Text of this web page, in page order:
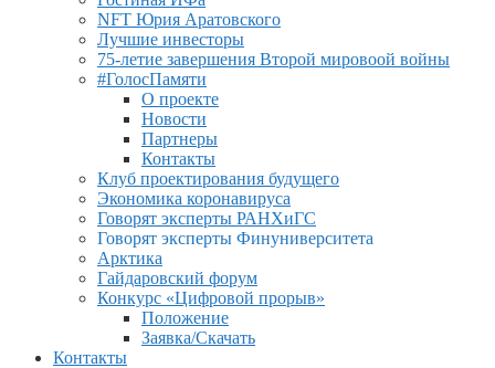
NFT Юрия Аратовского
Лучшие инвесторы
75-летие завершения Второй мировоой войны
#ГолосПамяти
О проекте
Новости
Партнеры
Контакты
Клуб проектирования будущего
Экономика коронавируса
Говорят эксперты РАНХиГС
Говорят эксперты Финуниверситета
Арктика
Гайдаровский форум
Конкурс «Цифровой прорыв»
Положение
Заявка/Скачать
Контакты